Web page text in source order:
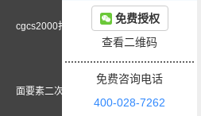
cgcs2000打开csv
面要素二次编辑
免费授权
查看二维码
免费咨询电话
400-028-7262